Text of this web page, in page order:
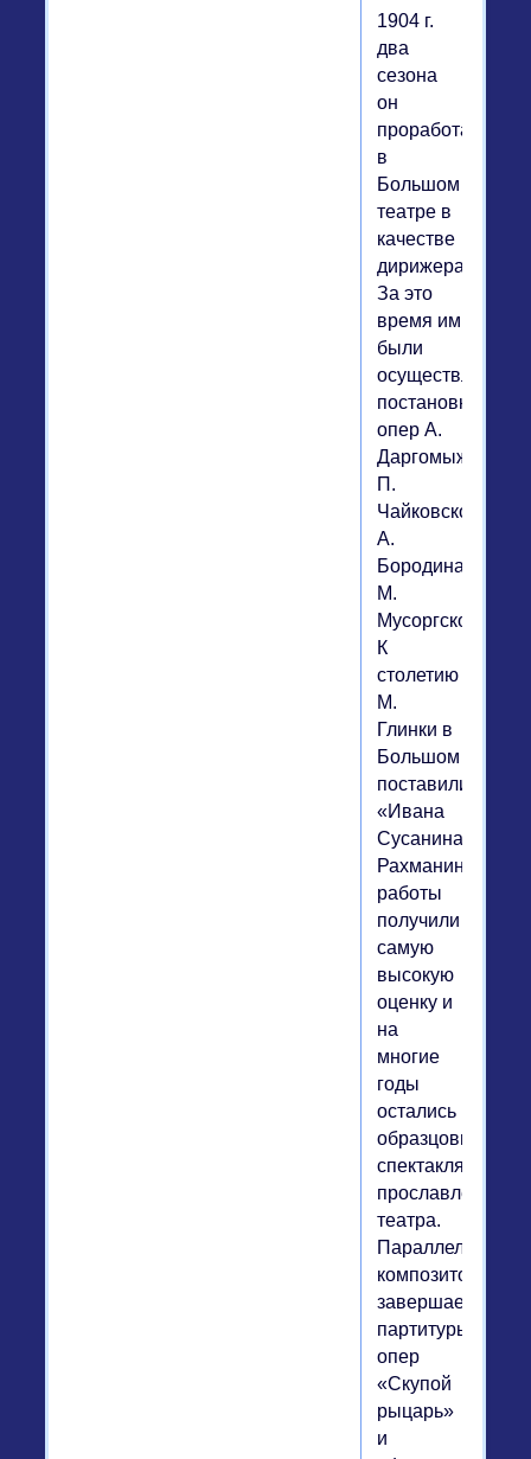
1904 г.
два
сезона
он
проработал
в
Большом
театре в
качестве
дирижера.
За это
время им
были
осуществлены
постановки
опер А.
Даргомыжского,
П.
Чайковского,
А.
Бородина,
М.
Мусоргского.
К
столетию
М.
Глинки в
Большом
поставили
«Ивана
Сусанина».
Рахманиновские
работы
получили
самую
высокую
оценку и
на
многие
годы
остались
образцовыми
спектаклями
прославленного
театра.
Параллельно
композитор
завершает
партитуры
опер
«Скупой
рыцарь»
и